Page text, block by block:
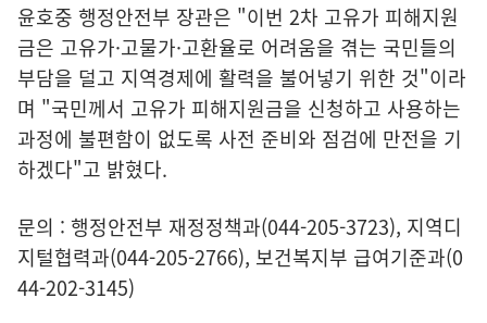
윤호중 행정안전부 장관은 "이번 2차 고유가 피해지원
금은 고유가·고물가·고환율로 어려움을 겪는 국민들의
부담을 덜고 지역경제에 활력을 불어넣기 위한 것"이라
며 "국민께서 고유가 피해지원금을 신청하고 사용하는
과정에 불편함이 없도록 사전 준비와 점검에 만전을 기
하겠다"고 밝혔다.
문의 : 행정안전부 재정정책과(044-205-3723), 지역디
지털협력과(044-205-2766), 보건복지부 급여기준과(0
44-202-3145)